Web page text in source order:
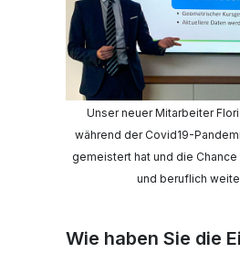
Unser neuer Mitarbeiter
während der Covid19-
gemeistert hat und die
und beruflich
Wie haben Sie die